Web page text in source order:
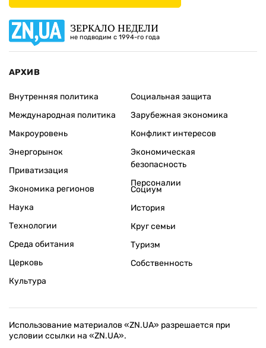
ЗЕРКАЛО НЕДЕЛИ
не подводим с 1994-го года
АРХИВ
Внутренняя политика
Международная политика
Макроуровень
Энергорынок
Приватизация
Экономика регионов
Социальная защита
Зарубежная экономика
Конфликт интересов
Экономическая
безопасность
Персоналии
Наука
Технологии
Среда обитания
Церковь
Культура
Социум
История
Круг семьи
Туризм
Собственность
Использование материалов «ZN.UA» разрешается при
условии ссылки на «ZN.UA».